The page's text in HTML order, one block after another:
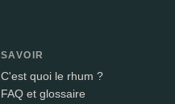
SAVOIR
C'est quoi le rhum ?
FAQ et glossaire